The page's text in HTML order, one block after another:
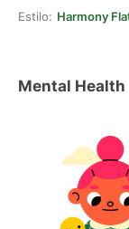
Estilo: Harmony
Mental